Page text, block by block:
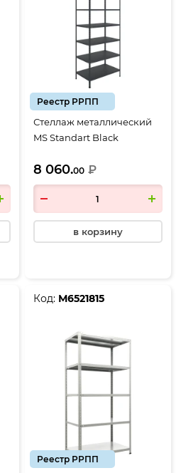
Реестр РРПП
Стеллаж металлический
MS Standart Black
8 060.00 ₽
в корзину
Код: М6521815
Реестр РРПП